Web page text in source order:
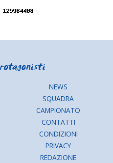
NEWS
SQUADRA
CAMPIONATO
CONTATTI
CONDIZIONI
PRIVACY
REDAZIONE